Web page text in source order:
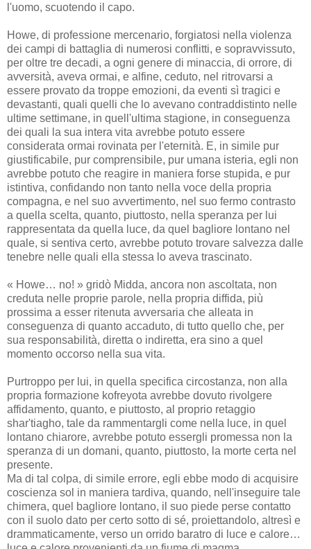
l'uomo, scuotendo il capo.
Howe, di professione mercenario, forgiatosi nella violenza
dei campi di battaglia di numerosi conflitti, e sopravvissuto,
per oltre tre decadi, a ogni genere di minaccia, di orrore, di
avversità, aveva ormai, e alfine, ceduto, nel ritrovarsi a
essere provato da troppe emozioni, da eventi sì tragici e
devastanti, quali quelli che lo avevano contraddistinto nelle
ultime settimane, in quell'ultima stagione, in conseguenza
dei quali la sua intera vita avrebbe potuto essere
considerata ormai rovinata per l'eternità. E, in simile pur
giustificabile, pur comprensibile, pur umana isteria, egli non
avrebbe potuto che reagire in maniera forse stupida, e pur
istintiva, confidando non tanto nella voce della propria
compagna, e nel suo avvertimento, nel suo fermo contrasto
a quella scelta, quanto, piuttosto, nella speranza per lui
rappresentata da quella luce, da quel bagliore lontano nel
quale, si sentiva certo, avrebbe potuto trovare salvezza dalle
tenebre nelle quali ella stessa lo aveva trascinato.
« Howe… no! » gridò Midda, ancora non ascoltata, non
creduta nelle proprie parole, nella propria diffida, più
prossima a esser ritenuta avversaria che alleata in
conseguenza di quanto accaduto, di tutto quello che, per
sua responsabilità, diretta o indiretta, era sino a quel
momento occorso nella sua vita.
Purtroppo per lui, in quella specifica circostanza, non alla
propria formazione kofreyota avrebbe dovuto rivolgere
affidamento, quanto, e piuttosto, al proprio retaggio
shar'tiagho, tale da rammentargli come nella luce, in quel
lontano chiarore, avrebbe potuto essergli promessa non la
speranza di un domani, quanto, piuttosto, la morte certa nel
presente.
Ma di tal colpa, di simile errore, egli ebbe modo di acquisire
coscienza sol in maniera tardiva, quando, nell'inseguire tale
chimera, quel bagliore lontano, il suo piede perse contatto
con il suolo dato per certo sotto di sé, proiettandolo, altresì e
drammaticamente, verso un orrido baratro di luce e calore…